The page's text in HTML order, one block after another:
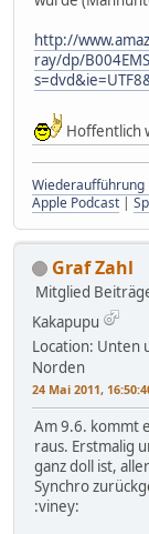
http://
ray/dp/
Hoffentlich
Wiederaufführung
Apple Podcast |
Graf Zahl
Mitglied
Kakapupu
Location: Unten
Norden
24 Mai 2011,
Am 9.6. kommt
raus. Erstmalig
ganz doll ist,
Synchro
:viney: